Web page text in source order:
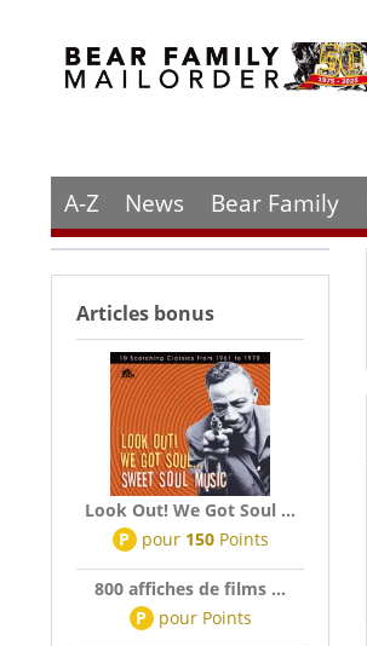
A-Z News Bear Family
Articles bonus
Look Out! We Got Soul ...
P pour 150Points
800 affiches de films ...
P pour Points